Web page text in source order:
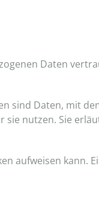
Daten
sind Daten, mit
nutzen. Sie
aufweisen kann.